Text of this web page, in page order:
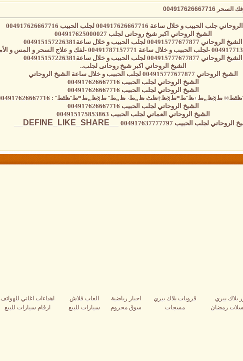
جلب الحبيب و خلال ساعة 004917626667716 لجلب الحبيب 004917626667716
الشيخ الروحاني اكبر شيخ روحانى لجلب 004917625000027
الشيخ الروحاني 004915777677877 لجلب الحبيب و خلال ساعة004915157226381
الشيخ الروحاني 004915777677877 لجلب الحبيب و خلال ساعة004915157226381
الشيخ الروحاني اكبر شيخ روحانى لجلب..
الشيخ الروحاني 004915777677877 لجلب الحبيب و خلال ساعة الشيخ الروحاني
الشيخ الروحاني لجلب الحبيب 004917626667716
الشيخ الروحاني لجلب الحبيب 004917626667716
ط§ظ„ط±ظˆط*ط§ظ†ظٹ ظ„ط¬ظ„ط¨ ط§ظ„ط*ط¨ظٹط¨ : 004917626667716
الشيخ الروحاني لجلب الحبيب 004917626667716
الشيخ الروحاني العماني لجلب الحبيب 004915175853863
الروحاني لجلب الحبيب 004917637777797
بلاك بيري قروبات بلاك بيري اخبار رياضية العاب فلاش اهداءات اغاني للهواتف
رمضان مسجات سوق محروم سيارات للبيع ارقام سيارات للبيع